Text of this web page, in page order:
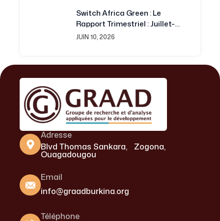
Switch Africa Green : Le
Rapport Trimestriel : Juillet-
Septembre 2016 Est
JUIN 10, 2026
Adresse
Blvd Thomas Sankara, Zogona,
Ouagadougou
Email
info@graadburkina.org
Téléphone